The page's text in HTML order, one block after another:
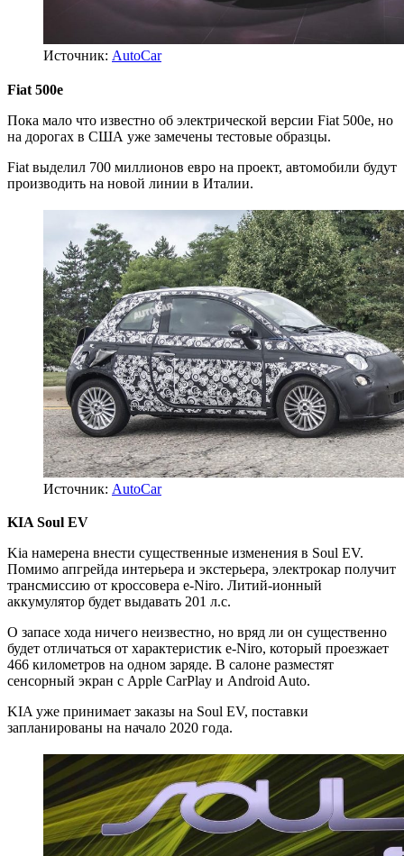
Источник: AutoCar
Fiat 500e
Пока мало что известно об электрической версии Fiat 500e, но
на дорогах в США уже замечены тестовые образцы.
Fiat выделил 700 миллионов евро на проект, автомобили будут
производить на новой линии в Италии.
Источник: AutoCar
KIA Soul EV
Kia намерена внести существенные изменения в Soul EV.
Помимо апгрейда интерьера и экстерьера, электрокар получит
трансмиссию от кроссовера e-Niro. Литий-ионный
аккумулятор будет выдавать 201 л.с.
О запасе хода ничего неизвестно, но вряд ли он существенно
будет отличаться от характеристик e-Niro, который проезжает
466 километров на одном заряде. В салоне разместят
сенсорный экран с Apple CarPlay и Android Auto.
KIA уже принимает заказы на Soul EV, поставки
запланированы на начало 2020 года.